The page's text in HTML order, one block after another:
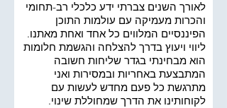
לאורך השנים צברתי ידע כלכלי רב-תחומי
והכרות מעמיקה עם עולמות התוכן
הפיננסיים המלווים כל אחד ואחת מאתנו.
ליווי ויעוץ בדרך להצלחה והגשמת חלומות
הוא מבחינתי בגדר שליחות חשובה
המתבצעת באחריות ובמסירות ואני
מתרגשת כל פעם מחדש לעשות עם
לקוחותינו את הדרך שמחוללת שינוי.